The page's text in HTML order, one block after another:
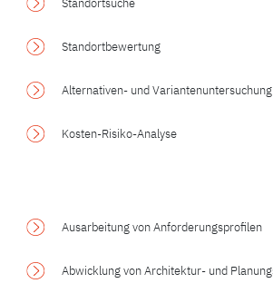
Standortsuche
Standortbewertung
Alternativen- und Variantenuntersuchung
Kosten-Risiko-Analyse
Ausarbeitung von Anforderungsprofilen
Abwicklung von Architektur- und